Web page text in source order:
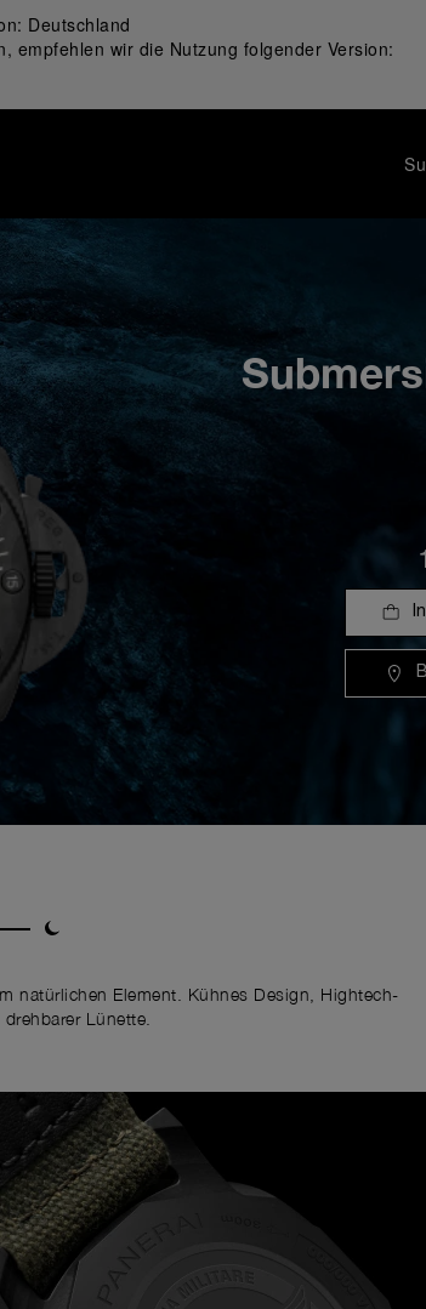
Deutschland
empfehlen wir die Nutzung folgender Version:
natürlichen Element. Kühnes Design, Hightech-
Lünette.